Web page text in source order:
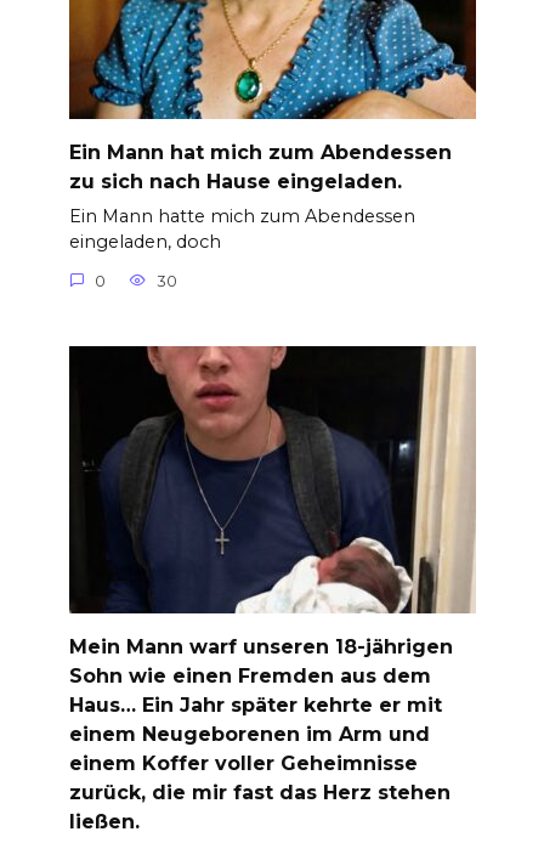
Ein Mann hat mich zum Abendessen
zu sich nach Hause eingeladen.
Ein Mann hatte mich zum Abendessen
eingeladen, doch
0 30
Mein Mann warf unseren 18-jährigen
Sohn wie einen Fremden aus dem
Haus… Ein Jahr später kehrte er mit
einem Neugeborenen im Arm und
einem Koffer voller Geheimnisse
zurück, die mir fast das Herz stehen
ließen.